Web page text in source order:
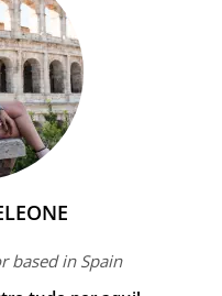
based in Spain